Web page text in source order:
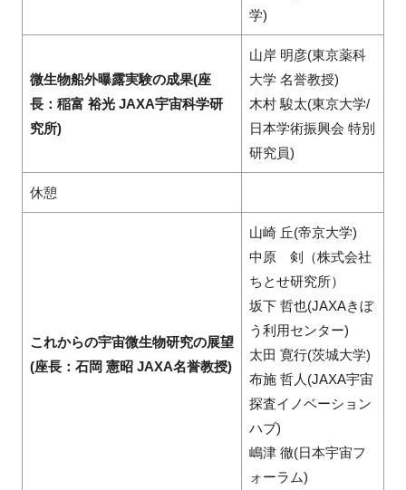
学)
微生物船外曝露実験の成果(座
長：稲富 裕光 JAXA宇宙科学研
究所)
山岸 明彦(東京薬科
大学 名誉教授)
木村 駿太(東京大学/
日本学術振興会 特別
研究員)
休憩
これからの宇宙微生物研究の展望
(座長：石岡 憲昭 JAXA名誉教授)
山崎 丘(帝京大学)
中原 剣（株式会社
ちとせ研究所）
坂下 哲也(JAXAきぼ
う利用センター)
太田 寛行(茨城大学)
布施 哲人(JAXA宇宙
探査イノベーション
ハブ)
嶋津 徹(日本宇宙フ
ォーラム)